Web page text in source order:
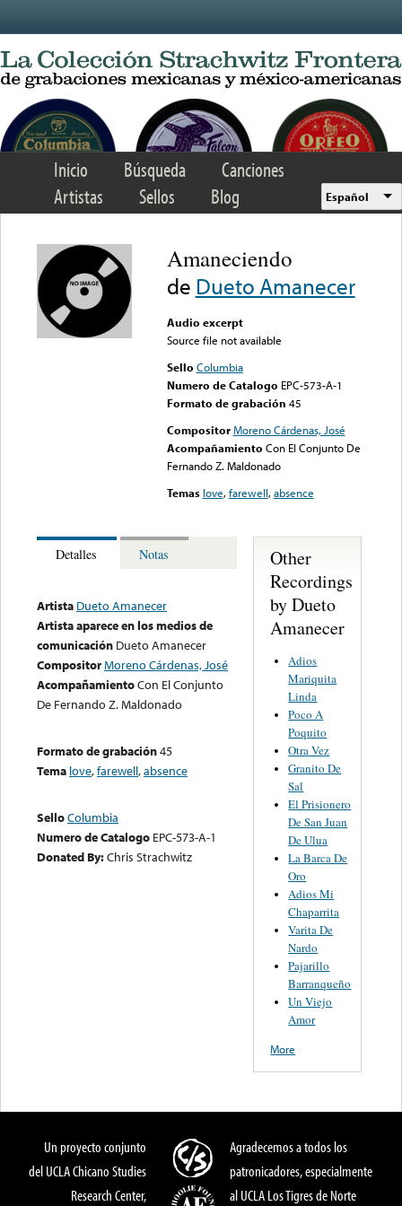
Inicio Búsqueda
Canciones
Artistas
Sellos Blog Español
Amaneciendo
de Dueto Amanecer
Audio excerpt
Source file not available
Sello Columbia
Numero de Catalogo EPC-573-A-1
Formato de grabación 45
Compositor Moreno Cárdenas, José
Acompañamiento Con El Conjunto De
Fernando Z. Maldonado
Temas love,farewell,absence
Detalles Notas
Artista Dueto Amanecer
Artista aparece en los medios de
comunicación Dueto Amanecer
CompositorMoreno Cárdenas, José
AcompañamientoCon El Conjunto
De Fernando Z. Maldonado
Formato de grabación45
Tema love,farewell,absence
SelloColumbia
Numero de Catalogo EPC-573-A-1
Donated By:Chris Strachwitz
Other
Recordings
by Dueto
Amanecer
Adios
Mariquita
Linda
Poco A
Poquito
Otra Vez
Granito De
Sal
El Prisionero
De San Juan
De Ulua
La Barca De
Oro
Adios Mi
Chaparrita
Varita De
Nardo
Pajarillo
Barranqueño
Un Viejo
Amor
More
Un proyecto conjunto
del UCLA Chicano Studies
Research Center,
Agradecemos a todos los
patronicadores, especialmente
al UCLA Los Tigres de Norte